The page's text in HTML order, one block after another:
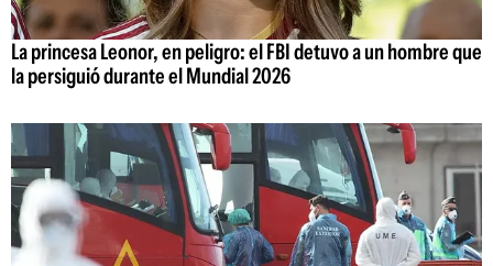
La princesa Leonor, en peligro: el FBI detuvo a un hombre que
la persiguió durante el Mundial 2026